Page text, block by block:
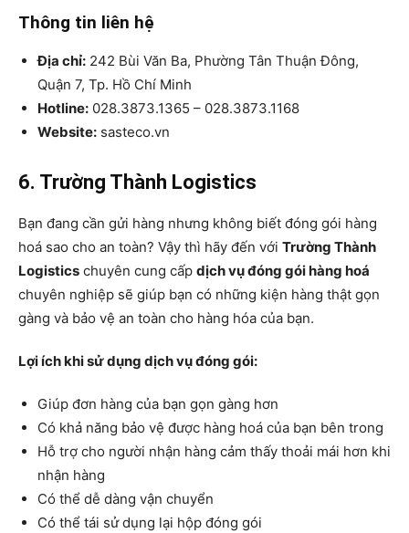
Thông tin liên hệ
Địa chỉ: 242 Bùi Văn Ba, Phường Tân Thuận Đông,
Quận 7, Tp. Hồ Chí Minh
Hotline: 028.3873.1365 – 028.3873.1168
Website: sasteco.vn
6. Trường Thành Logistics
Bạn đang cần gửi hàng nhưng không biết đóng gói hàng
hoá sao cho an toàn? Vậy thì hãy đến với Trường Thành
Logistics chuyên cung cấp dịch vụ đóng gói hàng hoá
chuyên nghiệp sẽ giúp bạn có những kiện hàng thật gọn
gàng và bảo vệ an toàn cho hàng hóa của bạn.
Lợi ích khi sử dụng dịch vụ đóng gói:
Giúp đơn hàng của bạn gọn gàng hơn
Có khả năng bảo vệ được hàng hoá của bạn bên trong
Hỗ trợ cho người nhận hàng cảm thấy thoải mái hơn khi
nhận hàng
Có thể dễ dàng vận chuyển
Có thể tái sử dụng lại hộp đóng gói